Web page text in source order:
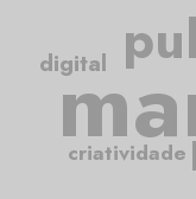
criatividade
digital